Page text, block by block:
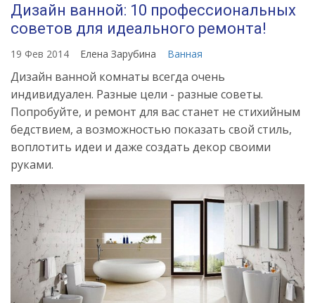
Дизайн ванной: 10 профессиональных
советов для идеального ремонта!
19 Фев 2014 Елена Зарубина Ванная
Дизайн ванной комнаты всегда очень
индивидуален. Разные цели - разные советы.
Попробуйте, и ремонт для вас станет не стихийным
бедствием, а возможностью показать свой стиль,
воплотить идеи и даже создать декор своими
руками.